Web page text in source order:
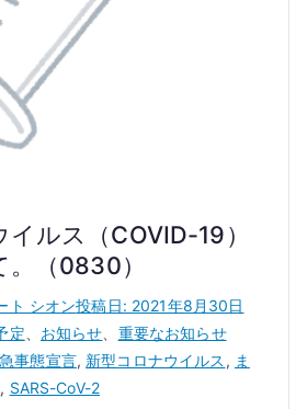
ルス（COVID-19）
（0830）
ト シオン投稿日: 2021年8月30日
定 お知らせ
重要なお知らせ
事態宣言, 新型コロナウイルス , ま
, SARS-CoV-2